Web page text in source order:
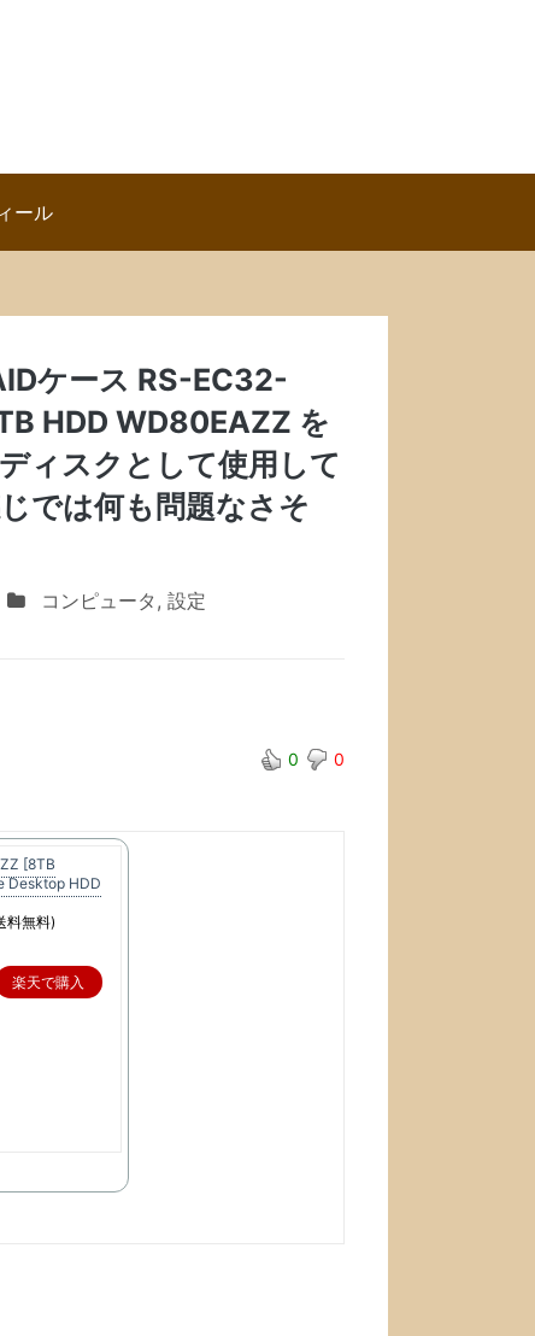
ール
ケース RS-EC32-
HDD WD80EAZZ を
ィスクとして使用して
では何も問題なさそ
コンピュータ , 設定
0 0
[8TB
Desktop HDD
料無料)
楽天で購入